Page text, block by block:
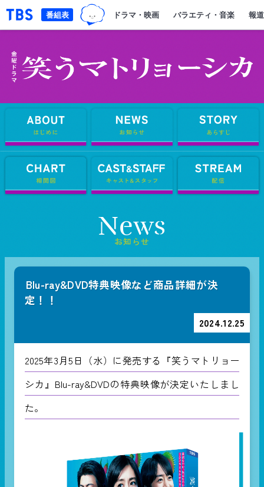
「TBSテレビ｜ときめくときを。」トップページ
TBSグループキャラクター『ワクテ
ドラマ・映画 バラエティ・音楽 報
番組表
Chart 相関図 Cast&Staff キャ
News
お知らせ
Blu-ray&DVD特典映像など商品詳細が決
定！！
2024.12.25
2025年3月5日（水）に発売する『笑うマトリョー
シカ』Blu-ray&DVDの特典映像が決定いたしまし
た。